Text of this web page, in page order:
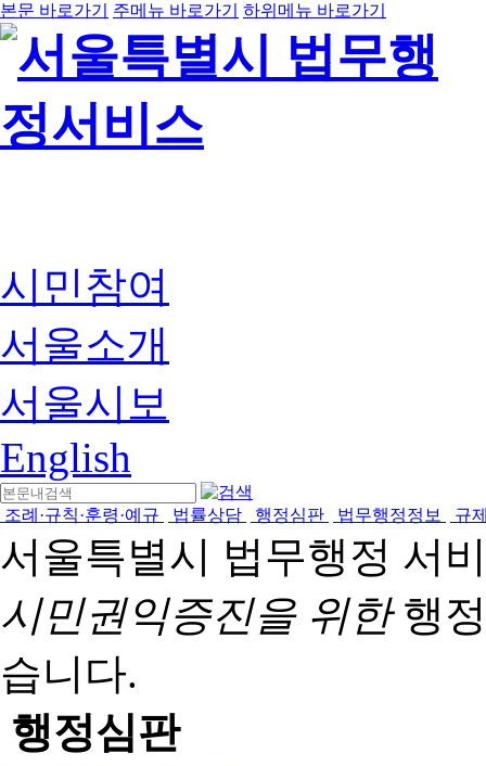
본문 바로가기 주메뉴 바로가기 하위메뉴 바로가기
시민참여
서울소개
서울시보
English
조례·규칙·훈령·예규 법률상담 행정심판 법무행정정보 규
서울특별시 법무행정 서
시민권익증진을 위한행
습니다.
행정심판